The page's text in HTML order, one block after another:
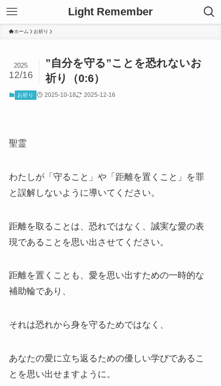
Light Remember
ホーム お祈り
”自分を守る”ことを恐れないお
祈り（0:6）
2025
12/16
お祈り 2025-10-18 2025-12-16
聖霊
わたしが「守ること」や「距離を置くこと」を罪
と誤解しないように導いてください。
距離を取ることは、恐れではなく、誠実な愛の表
現であることを思い出させてください。
距離を置くことも、愛を思い出すための一時的な
補助輪であり、
それは恐れから身を守るためではなく、
あなたの愛に立ち返るための優しい学びであるこ
とを思い出せますように。